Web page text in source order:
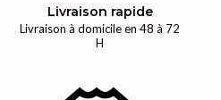
Livraison rapide
Livraison à domicile en 48 à 72
H